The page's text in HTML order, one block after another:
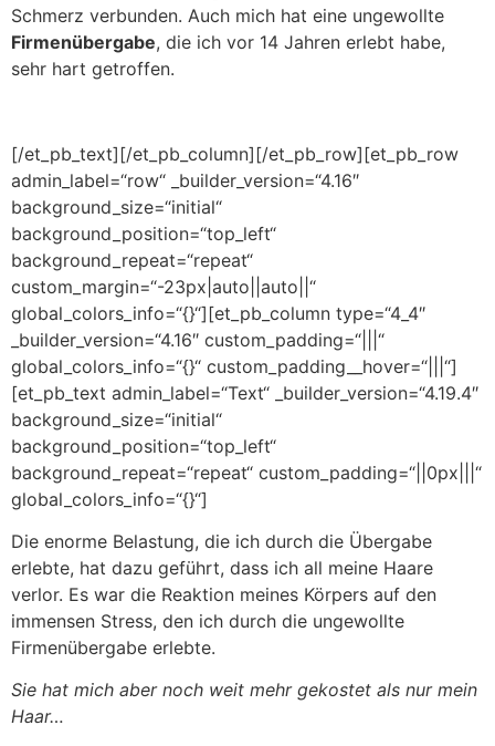
Schmerz verbunden. Auch mich hat eine ungewollte
Firmenübergabe, die ich vor 14 Jahren erlebt habe,
sehr hart getroffen.
[/et_pb_text][/et_pb_column][/et_pb_row][et_pb_row
admin_label=“row“ _builder_version=“4.16″
background_size=“initial“
background_position=“top_left“
background_repeat=“repeat“
custom_margin=“-23px|auto||auto||“
global_colors_info=“{}“][et_pb_column type=“4_4″
_builder_version=“4.16″ custom_padding=“|||“
global_colors_info=“{}“ custom_padding__hover=“|||“]
[et_pb_text admin_label=“Text“ _builder_version=“4.19.4″
background_size=“initial“
background_position=“top_left“
background_repeat=“repeat“ custom_padding=“||0px|||“
global_colors_info=“{}“]
Die enorme Belastung, die ich durch die Übergabe
erlebte, hat dazu geführt, dass ich all meine Haare
verlor. Es war die Reaktion meines Körpers auf den
immensen Stress, den ich durch die ungewollte
Firmenübergabe erlebte.
Sie hat mich aber noch weit mehr gekostet als nur mein
Haar…